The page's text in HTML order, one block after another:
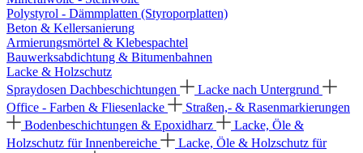
Polystyrol - Dämmplatten (Styroporplatten)
Beton & Kellersanierung
Armierungsmörtel & Klebespachtel
Bauwerksabdichtung & Bitumenbahnen
Lacke & Holzschutz
Spraydosen Dachbeschichtungen
Lacke nach Untergrund
Office - Farben & Fliesenlacke
Straßen,- & Rasenmarkierungen
Bodenbeschichtungen & Epoxidharz
Lacke, Öle &
Holzschutz für Innenbereiche
Lacke, Öle & Holzschutz für